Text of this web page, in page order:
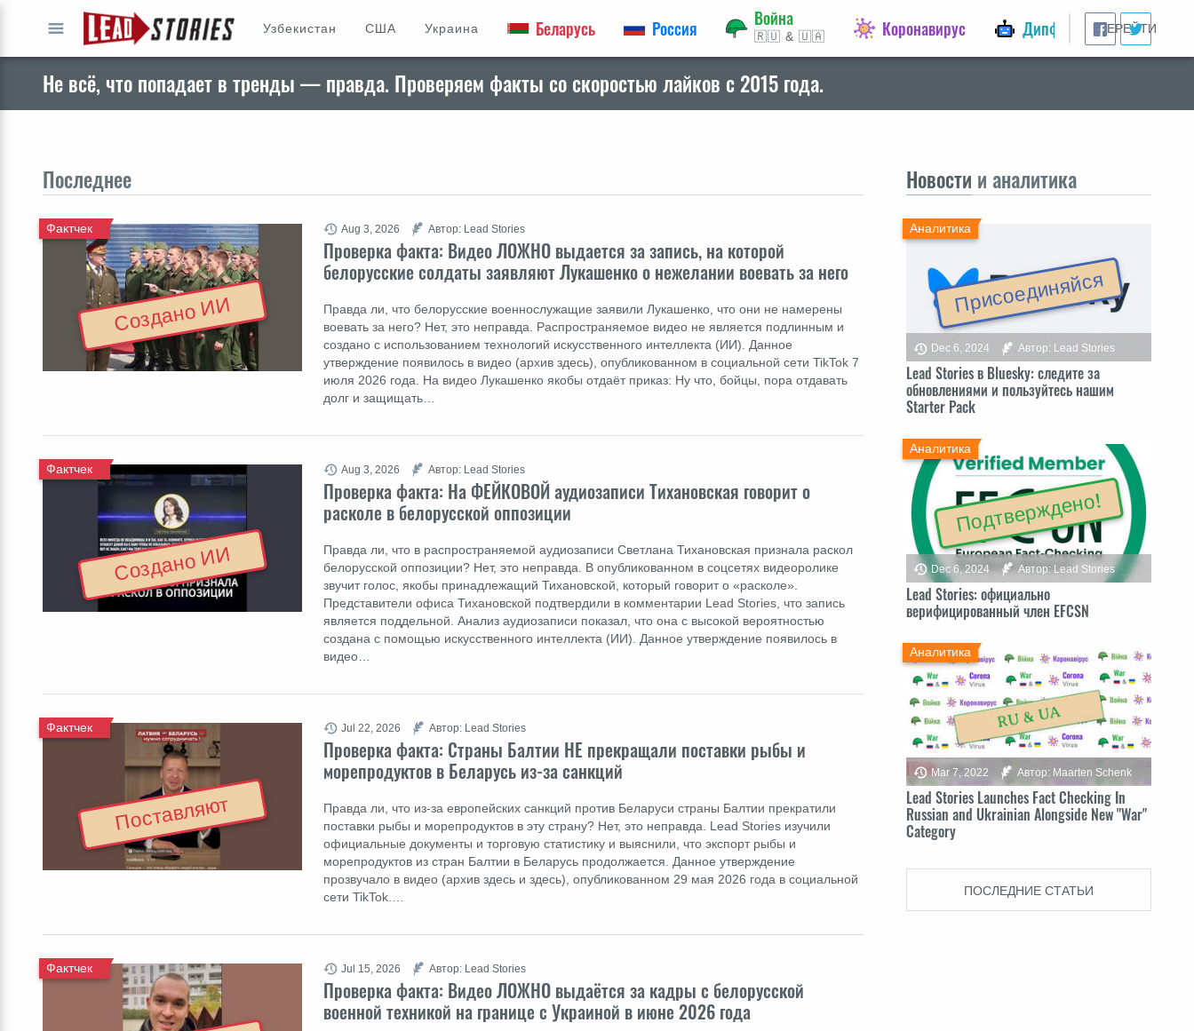
ПЕРЕЙТИ
Узбекистан США Украина Беларусь Россия Война
🇷🇺 & 🇺🇦 Коронавирус Дипфейки
Не всё, что попадает в тренды — правда. Проверяем факты со скоростью лайков с 2015 года.
Последнее
Проверка факта: Видео ЛОЖНО выдается за запись, на которой
белорусские солдаты заявляют Лукашенко о нежелании воевать за него
Фактчек
Правда ли, что белорусские военнослужащие заявили Лукашенко, что они не намерены
воевать за него? Нет, это неправда. Распространяемое видео не является подлинным и
создано с использованием технологий искусственного интеллекта (ИИ). Данное
утверждение появилось в видео (архив здесь), опубликованном в социальной сети TikTok 7
июля 2026 года. На видео Лукашенко якобы отдаёт приказ: Ну что, бойцы, пора отдавать
долг и защищать…
Aug 3, 2026 Автор: Lead Stories
Создано ИИ
Проверка факта: На ФЕЙКОВОЙ аудиозаписи Тихановская говорит о
расколе в белорусской оппозиции
Фактчек
Правда ли, что в распространяемой аудиозаписи Светлана Тихановская признала раскол
белорусской оппозиции? Нет, это неправда. В опубликованном в соцсетях видеоролике
звучит голос, якобы принадлежащий Тихановской, который говорит о «расколе».
Представители офиса Тихановской подтвердили в комментарии Lead Stories, что запись
является поддельной. Анализ аудиозаписи показал, что она с высокой вероятностью
создана с помощью искусственного интеллекта (ИИ). Данное утверждение появилось в
видео…
Aug 3, 2026 Автор: Lead Stories
Создано ИИ
Проверка факта: Cтраны Балтии НЕ прекращали поставки рыбы и
морепродуктов в Беларусь из-за санкций
Фактчек
Правда ли, что из-за европейских санкций против Беларуси страны Балтии прекратили
поставки рыбы и морепродуктов в эту страну? Нет, это неправда. Lead Stories изучили
официальные документы и торговую статистику и выяснили, что экспорт рыбы и
морепродуктов из стран Балтии в Беларусь продолжается. Данное утверждение
прозвучало в видео (архив здесь и здесь), опубликованном 29 мая 2026 года в социальной
сети TikTok.…
Jul 22, 2026 Автор: Lead Stories
Поставляют
Проверка факта: Видео ЛОЖНО выдаётся за кадры с белорусской
военной техникой на границе с Украиной в июне 2026 года
Фактчек Jul 15, 2026 Автор: Lead Stories
Новости и аналитика
Присоединяйся
Lead Stories в Bluesky: следите за
обновлениями и пользуйтесь нашим
Starter Pack
Аналитика
Dec 6, 2024 Автор: Lead Stories
Подтверждено!
Lead Stories: официально
верифицированный член EFCSN
Аналитика
Dec 6, 2024 Автор: Lead Stories
Lead Stories Launches Fact Checking In
Russian and Ukrainian Alongside New "War"
Category
Аналитика
Mar 7, 2022 Автор: Maarten Schenk
ПОСЛЕДНИЕ СТАТЬИ
ПЕРЕЙТИ